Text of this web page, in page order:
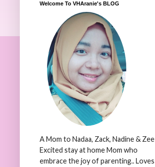
Welcome To VHAranie's BLOG
A Mom to Nadaa, Zack, Nadine & Zee
Excited stay at home Mom who
embrace the joy of parenting.. Loves